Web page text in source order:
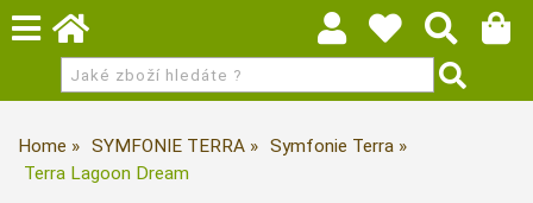
Home SYMFONIE TERRA
Symfonie Terra
Terra Lagoon Dream